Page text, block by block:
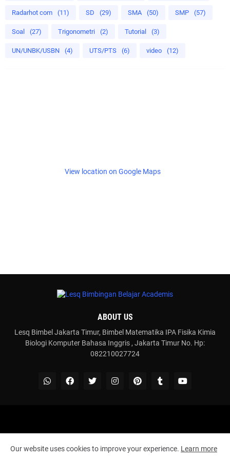
Radarhot com (11) SD (29) SMA (50) SMP (57)
Soal (27) Trigonometri (2) Tutorial (3)
UN/UNBK/USBN (4) UTS/PTS (6) video (12)
View location on Google Maps
ABOUT US
Lesq Bimbel Jakarta Timur, Bimbel Matematika IPA Fisika Kimia
Biologi Komputer Bahasa Inggris , Jakarta Timur No. Hp:
082210027724
Pengukuran
Trigonometri
Statistika
Our website uses cookies to improve your experience. Learn more